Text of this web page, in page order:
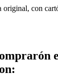
original, con